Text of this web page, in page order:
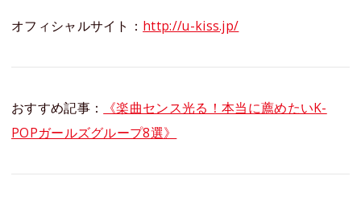
オフィシャルサイト： http://u-kiss.jp/
おすすめ記事：
《楽曲センス光る！本当に薦めたいK-
POPガールズグループ8選》